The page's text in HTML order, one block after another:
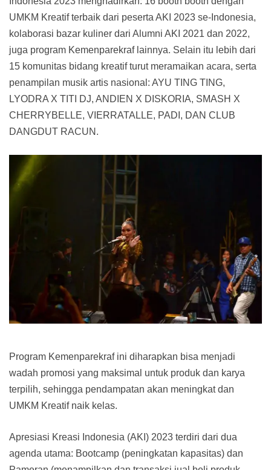
UMKM Kreatif terbaik dari peserta AKI 2023 se-Indonesia,
kolaborasi bazar kuliner dari Alumni AKI 2021 dan 2022,
juga program Kemenparekraf lainnya. Selain itu lebih dari
15 komunitas bidang kreatif turut meramaikan acara, serta
penampilan musik artis nasional: AYU TING TING,
LYODRA X TITI DJ, ANDIEN X DISKORIA, SMASH X
CHERRYBELLE, VIERRATALLE, PADI, DAN CLUB
DANGDUT RACUN.
Program Kemenparekraf ini diharapkan bisa menjadi
wadah promosi yang maksimal untuk produk dan karya
terpilih, sehingga pendampatan akan meningkat dan
UMKM Kreatif naik kelas.
Apresiasi Kreasi Indonesia (AKI) 2023 terdiri dari dua
agenda utama: Bootcamp (peningkatan kapasitas) dan